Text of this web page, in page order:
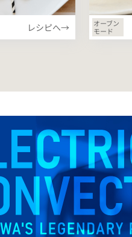
レシピへ→
オーブン
モード